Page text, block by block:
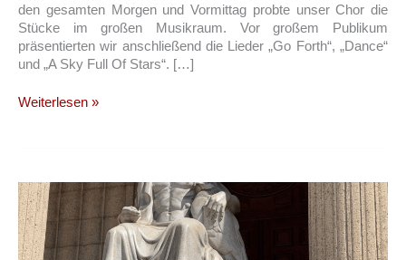
den gesamten Morgen und Vormittag probte unser Chor die
Stücke im großen Musikraum. Vor großem Publikum
präsentierten wir anschließend die Lieder „Go Forth“, „Dance“
und „A Sky Full Of Stars“. […]
Musikalischer
in
Wiesbaden
Weiterlesen »